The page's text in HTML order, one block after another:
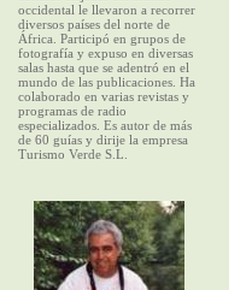
occidental le llevaron a recorrer
diversos países del norte de
África. Participó en grupos de
fotografía y expuso en diversas
salas hasta que se adentró en el
mundo de las publicaciones. Ha
colaborado en varias revistas y
programas de radio
especializados. Es autor de más
de 60 guías y dirije la empresa
Turismo Verde S.L.